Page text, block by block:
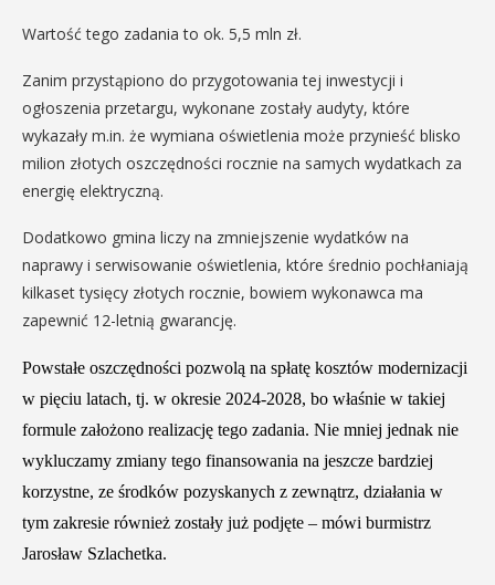
Wartość tego zadania to ok. 5,5 mln zł.
Zanim przystąpiono do przygotowania tej inwestycji i
ogłoszenia przetargu, wykonane zostały audyty, które
wykazały m.in. że wymiana oświetlenia może przynieść blisko
milion złotych oszczędności rocznie na samych wydatkach za
energię elektryczną.
Dodatkowo gmina liczy na zmniejszenie wydatków na
naprawy i serwisowanie oświetlenia, które średnio pochłaniają
kilkaset tysięcy złotych rocznie, bowiem wykonawca ma
zapewnić 12-letnią gwarancję.
Powstałe oszczędności pozwolą na spłatę kosztów modernizacji
w pięciu latach, tj. w okresie 2024-2028, bo właśnie w takiej
formule założono realizację tego zadania. Nie mniej jednak nie
wykluczamy zmiany tego finansowania na jeszcze bardziej
korzystne, ze środków pozyskanych z zewnątrz, działania w
tym zakresie również zostały już podjęte – mówi burmistrz
Jarosław Szlachetka.